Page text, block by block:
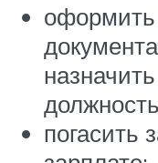
погасить